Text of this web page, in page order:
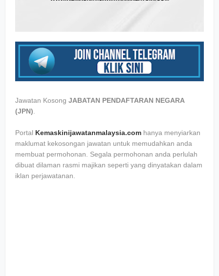
Jawatan Kosong JABATAN PENDAFTARAN NEGARA
(JPN)
Portal Kemaskinijawatanmalaysia.com hanya menyiarkan
maklumat kekosongan jawatan untuk memudahkan anda
membuat permohonan. Segala permohonan anda perlulah
dibuat dilaman rasmi majikan seperti yang dinyatakan dalam
iklan perjawatanan.